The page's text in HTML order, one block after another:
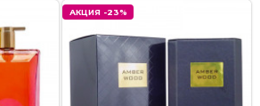
АКЦИЯ -23%